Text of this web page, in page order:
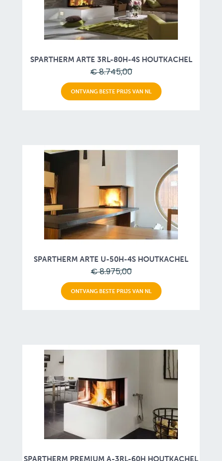
SPARTHERM ARTE 3RL-80H-4S HOUTKACHEL
€ 8.745,00
ONTVANG BESTE PRIJS VAN NL
SPARTHERM ARTE U-50H-4S HOUTKACHEL
€ 8.975,00
ONTVANG BESTE PRIJS VAN NL
SPARTHERM PREMIUM A-3RL-60H HOUTKACHEL